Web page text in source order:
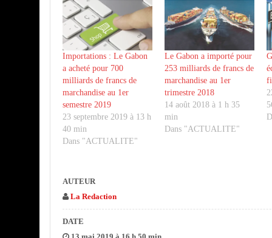
Importations : Le Gabon
a acheté pour 700
milliards de francs de
marchandise au 1er
semestre 2019
23 septembre 2019 à 13 h
40 min
Dans "ACTUALITE"
Le Gabon a importé pour
253 milliards de francs de
marchandise au 1er
trimestre 2018
14 août 2018 à 1 h 35
min
Dans "ACTUALITE"
AUTEUR
La Redaction
DATE